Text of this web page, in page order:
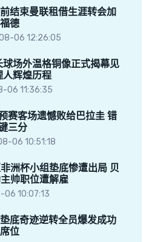
结束曼联租借生涯转会加
德
06 12:26:05
球场外温格铜像正式揭幕见
人辉煌历程
06 11:36:35
赛客场遗憾败给巴拉圭 错
三分
06 10:51:18
洲杯小组垫底惨遭出局 贝
帅职位遭解雇
10:07:13
底奇迹逆转全员爆发成功
位